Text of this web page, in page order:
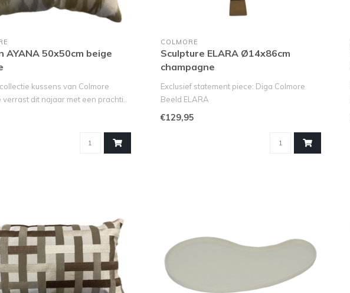
AYANA 50x50cm beige
kussens van Colmore
verrast dit najaar met een prachti..
COLMORE
Sculpture ELARA Ø14x86cm
champagne
Exclusief statement piece: Diga Colmore
Beeld ELARA
Zoek je een opvallend kunst..
€129,95